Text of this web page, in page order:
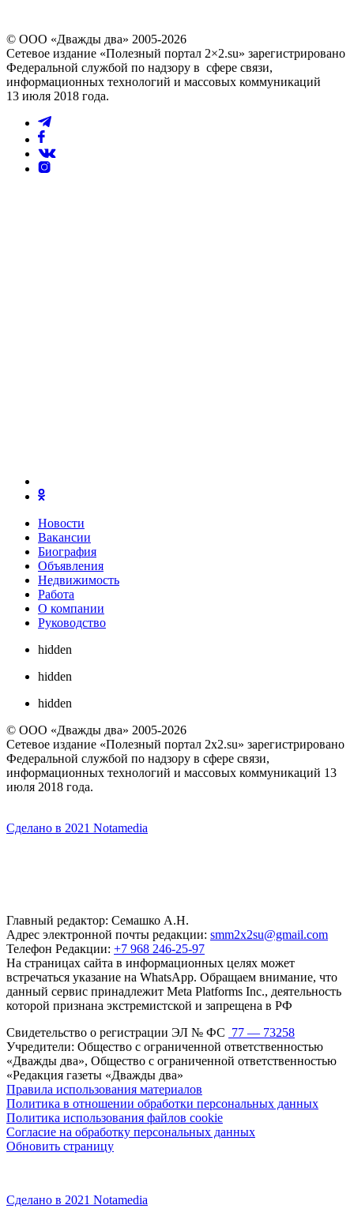
© ООО «Дважды два» 2005-2026
Сетевое издание «Полезный портал 2×2.su» зарегистрировано
Федеральной службой по надзору в сфере связи,
информационных технологий и массовых коммуникаций
13 июля 2018 года.
Новости
Вакансии
Биография
Объявления
Недвижимость
Работа
О компании
Руководство
hidden
hidden
hidden
© ООО «Дважды два» 2005-2026
Сетевое издание «Полезный портал 2x2.su» зарегистрировано
Федеральной службой по надзору в сфере связи,
информационных технологий и массовых коммуникаций 13
июля 2018 года.
Сделано в 2021 Notamedia
Главный редактор: Семашко А.Н.
Адрес электронной почты редакции: smm2x2su@gmail.com
Телефон Редакции: +7 968 246-25-97
На страницах сайта в информационных целях может
встречаться указание на WhatsApp. Обращаем внимание, что
данный сервис принадлежит Meta Platforms Inc., деятельность
которой признана экстремистской и запрещена в РФ
Свидетельство о регистрации ЭЛ № ФС 77 — 73258
Учредители: Общество с ограниченной ответственностью
«Дважды два», Общество с ограниченной ответственностью
«Редакция газеты «Дважды два»
Правила использования материалов
Политика в отношении обработки персональных данных
Политика использования файлов cookie
Согласие на обработку персональных данных
Обновить страницу
Сделано в 2021 Notamedia